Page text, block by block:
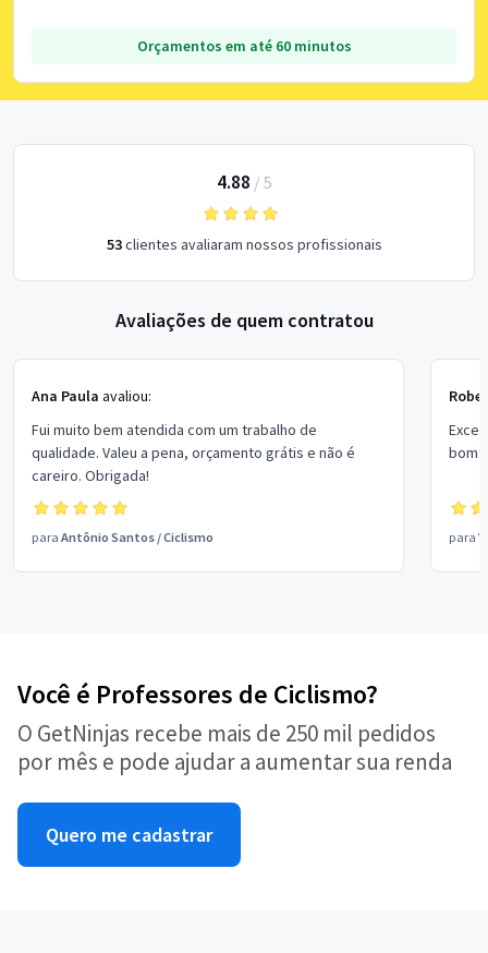
Orçamentos em até 60 minutos
4.88 / 5
53clientes avaliaram nossos profissionais
Avaliações de quem contratou
Ana Paula avaliou:
Fui muito bem atendida com um trabalho de
qualidade. Valeu a pena, orçamento grátis e não é
careiro. Obrigada!
para Antônio Santos /Ciclismo
bom
para
Você é Professores de Ciclismo?
O GetNinjas recebe mais de 250 mil pedidos
por mês e pode ajudar a aumentar sua renda
Quero me cadastrar